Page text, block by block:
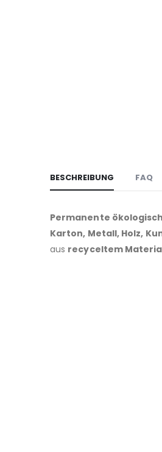
BESCHREIBUNG FAQ
Permanente
Karton, Metall, Holz,
aus recyceltem